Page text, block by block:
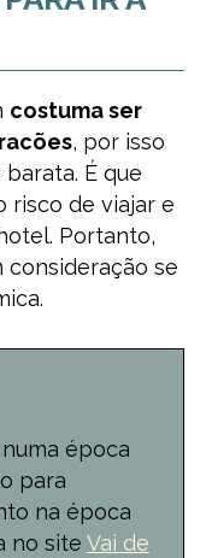
costuma ser
, por isso
É que
risco de viajar e
Portanto,
se
época
para
na época
no site Vai de